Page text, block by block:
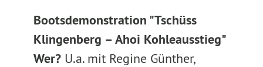
Bootsdemonstration "Tschüss
Klingenberg – Ahoi Kohleausstieg"
Wer?U.a. mit Regine Günther,